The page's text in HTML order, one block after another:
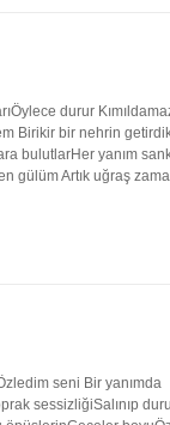
durur
Birikir bir nehrin
bulutlarHer yanım
Artık uğraş
seni Bir yanımda
sessizliğiSalınıp